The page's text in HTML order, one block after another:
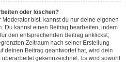
oder löschen?
bist, kannst du nur deine eigenen
Du kannst einen Beitrag bearbeiten, indem
den entsprechenden Beitrag anklickst;
Zeitraum nach seiner Erstellung
deinen Beitrag geantwortet hat, wird dein
gekennzeichnet. Es wird sowohl